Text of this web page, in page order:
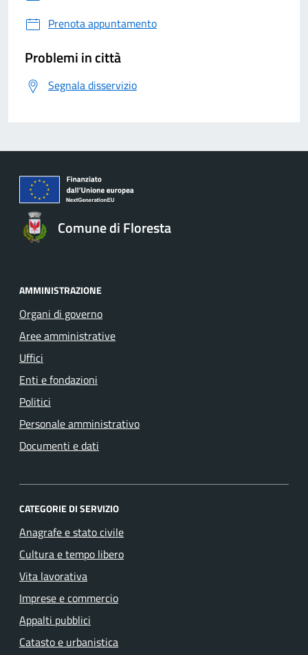
Prenota appuntamento
Problemi in città
Segnala disservizio
Comune di Floresta
AMMINISTRAZIONE
Organi di governo
Aree amministrative
Uffici
Enti e fondazioni
Politici
Personale amministrativo
Documenti e dati
CATEGORIE DI SERVIZIO
Anagrafe e stato civile
Cultura e tempo libero
Vita lavorativa
Imprese e commercio
Appalti pubblici
Catasto e urbanistica